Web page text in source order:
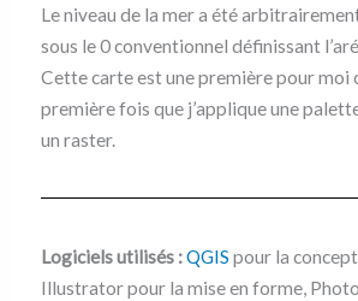
Le niveau de la mer a été
sous le 0 conventionnel définissant
Cette carte est une première pour moi
première fois que j’applique une
un raster.
Logiciels utilisés :QGIS pour la
Illustrator pour la mise en forme,